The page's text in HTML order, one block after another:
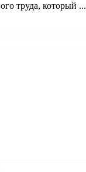
труда, который ...